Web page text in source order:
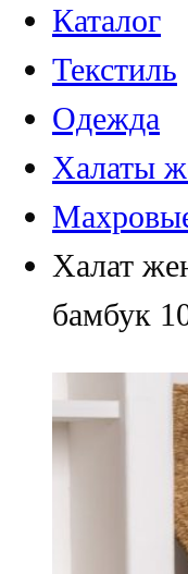
Каталог
Текстиль
Одежда
Халаты
Халат
бамбук